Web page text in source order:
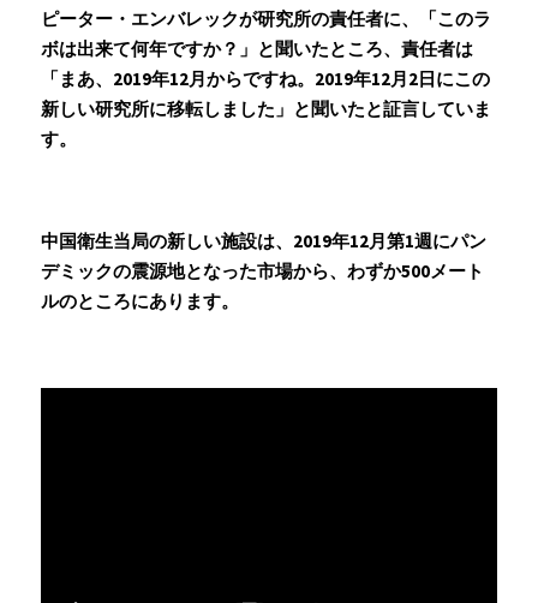
ピーター・エンバレックが研究所の責任者に、「このラ
ボは出来て何年ですか？」と聞いたところ、責任者は
「まあ、2019年12月からですね。2019年12月2日にこの
新しい研究所に移転しました」と聞いたと証言していま
す。
中国衛生当局の新しい施設は、2019年12月第1週にパン
デミックの震源地となった市場から、わずか500メート
ルのところにあります。